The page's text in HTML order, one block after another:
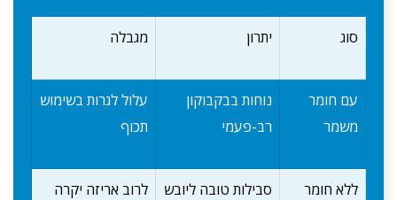
סוג יתרון מגבלה
עם חומר
משמר
נוחות בבקבוקון
רב-פעמי
עלול לגרות בשימוש
תכוף
ללא חומר
סבילות טובה ליובש
לרוב אריזה יקרה